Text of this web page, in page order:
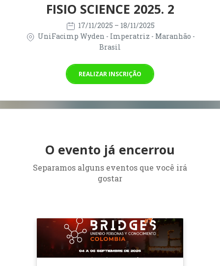
FISIO SCIENCE 2025. 2
17/11/2025 – 18/11/2025
UniFacimp Wyden - Imperatriz - Maranhão -
Brasil
REALIZAR INSCRIÇÃO
O evento já encerrou
Separamos alguns eventos que você irá
gostar